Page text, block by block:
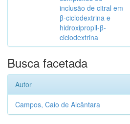
inclusão de citral em
β-ciclodextrina e
hidroxipropil-β-
ciclodextrina
Busca facetada
Autor
Campos, Caio de Alcântara